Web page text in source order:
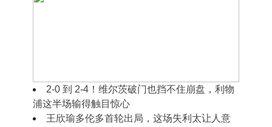
2‑0 到 2‑4！维尔茨破门也挡不住崩盘，利物
浦这半场输得触目惊心
王欣瑜多伦多首轮出局，这场失利太让人意